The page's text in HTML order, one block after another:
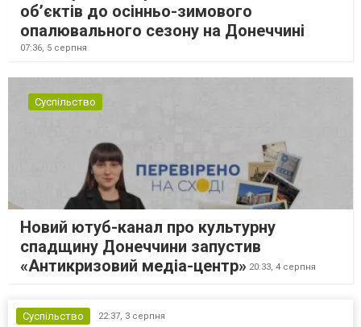
об’єктів до осінньо-зимового
опалювального сезону на Донеччині
07:36, 5 серпня
Суспільство
Новий ютуб-канал про культурну
спадщину Донеччини запустив
«Антикризовий медіа-центр» 20:33, 4 серпня
Суспільство 22:37, 3 серпня